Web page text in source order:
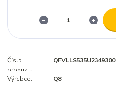
Číslo
produktu:
QFVLLS535U2349300
Výrobce: Q8